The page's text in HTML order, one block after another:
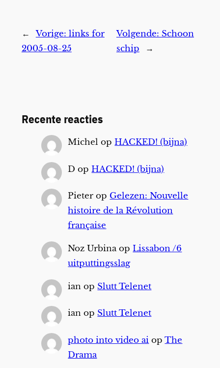
← Vorige: links for
2005-08-25
Volgende: Schoon
schip
→
Recente reacties
Michel opHACKED! (bijna)
D opHACKED! (bijna)
Pieter op Gelezen: Nouvelle
histoire de la Révolution
française
Noz UrbinaopLissabon /6
uitputtingsslag
ian op Slutt Telenet
ian op Slutt Telenet
photo into video ai opThe
Drama